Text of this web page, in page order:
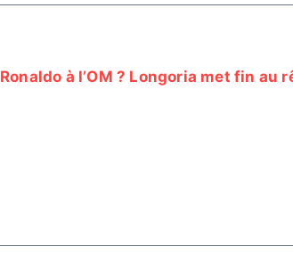
Ronaldo à l’OM ? Longoria met fin au